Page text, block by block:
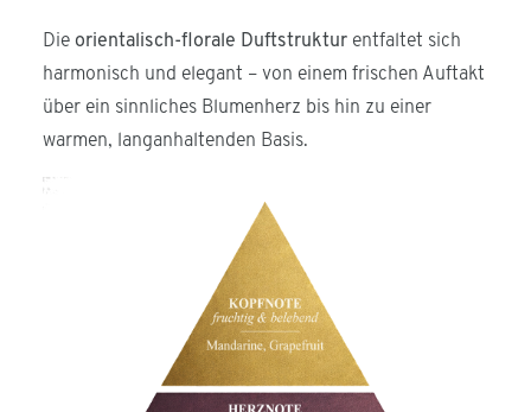
Die orientalisch-florale Duftstruktur entfaltet sich
harmonisch und elegant – von einem frischen Auftakt
über ein sinnliches Blumenherz bis hin zu einer
warmen, langanhaltenden Basis.